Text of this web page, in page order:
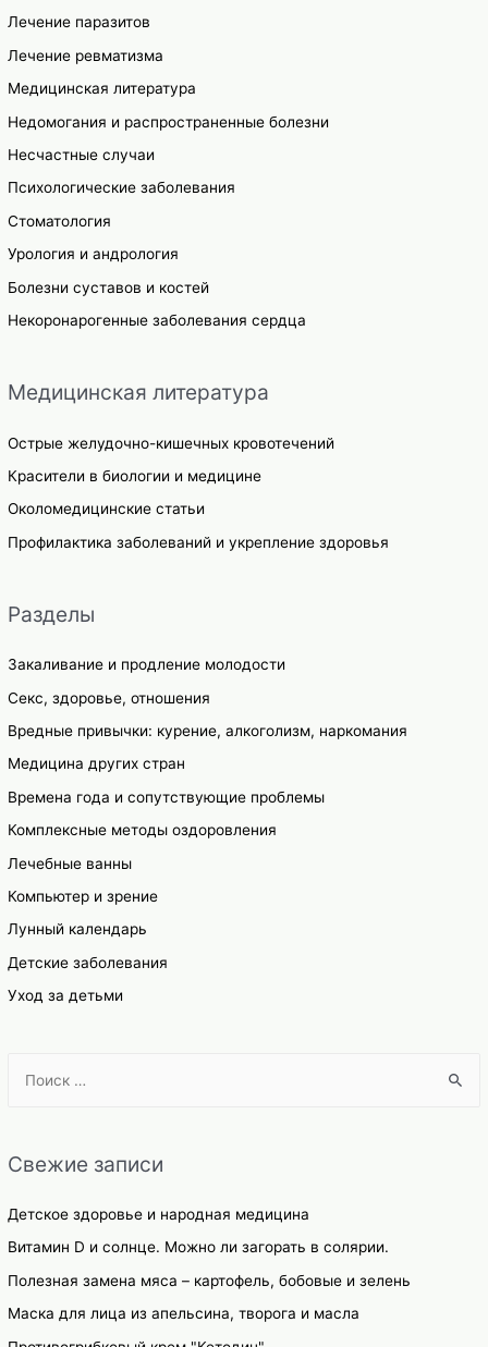
Лечение паразитов
Лечение ревматизма
Медицинская литература
Недомогания и распространенные болезни
Несчастные случаи
Психологические заболевания
Стоматология
Урология и андрология
Болезни суставов и костей
Некоронарогенные заболевания сердца
Медицинская литература
Острые желудочно-кишечных кровотечений
Красители в биологии и медицине
Околомедицинские статьи
Профилактика заболеваний и укрепление здоровья
Разделы
Закаливание и продление молодости
Секс, здоровье, отношения
Вредные привычки: курение, алкоголизм, наркомания
Медицина других стран
Времена года и сопутствующие проблемы
Комплексные методы оздоровления
Лечебные ванны
Компьютер и зрение
Лунный календарь
Детские заболевания
Уход за детьми
r
h
f
o
Свежие записи
Детское здоровье и народная медицина
Витамин D и солнце. Можно ли загорать в солярии.
Полезная замена мяса – картофель, бобовые и зелень
Маска для лица из апельсина, творога и масла